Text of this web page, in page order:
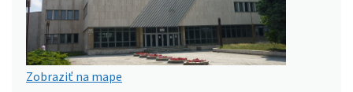
Zobraziť na mape